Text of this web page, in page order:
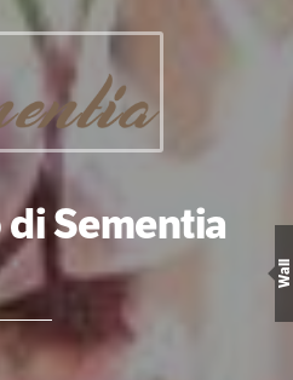
Sementia
Wall